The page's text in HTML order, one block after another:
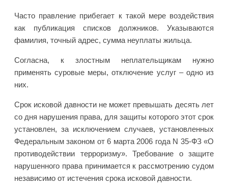
Часто правление прибегает к такой мере воздействия
как публикация списков должников. Указываются
фамилия, точный адрес, сумма неуплаты жильца.
Согласна, к злостным неплательщикам нужно
применять суровые меры, отключение услуг – одно из
них.
Срок исковой давности не может превышать десять лет
со дня нарушения права, для защиты которого этот срок
установлен, за исключением случаев, установленных
Федеральным законом от 6 марта 2006 года N 35-ФЗ «О
противодействии терроризму». Требование о защите
нарушенного права принимается к рассмотрению судом
независимо от истечения срока исковой давности.